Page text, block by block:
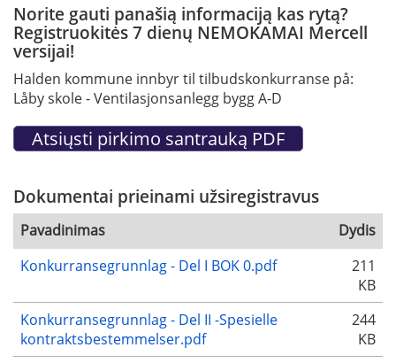
Norite gauti panašią informaciją kas rytą?
Registruokitės 7 dienų NEMOKAMAI Mercell
versijai!
Halden kommune innbyr til tilbudskonkurranse på:
Låby skole - Ventilasjonsanlegg bygg A-D
Dokumentai prieinami užsiregistravus
Pavadinimas
Dydis
Konkurransegrunnlag - Del I BOK 0.pdf
211
KB
Konkurransegrunnlag - Del II -Spesielle
kontraktsbestemmelser.pdf
244
KB